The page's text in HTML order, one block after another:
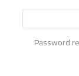
Password